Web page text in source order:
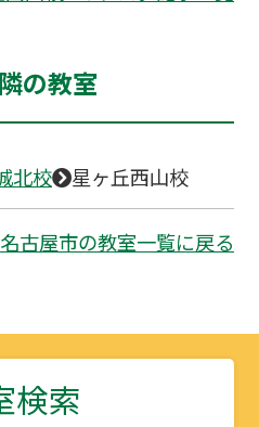
の教室
北校 星ヶ丘西山校
名古屋市の教室一覧に戻る
検索